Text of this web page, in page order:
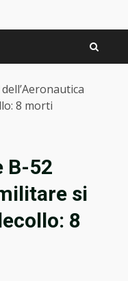
8 morti
B-52
si
8